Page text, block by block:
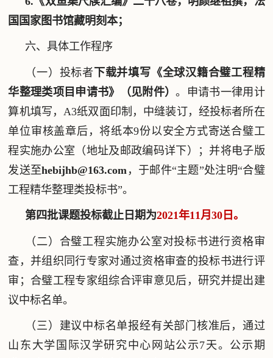
国国家图书馆藏明刻本；
六、具体工作程序
（一）投标者下载并填写《全球汉籍合璧工程精
华整理类项目申请书》
（ 见附件）。申请书一律用计
算机填写，A3纸双面印制，中缝装订，经投标者所在
单位审核盖章后，将纸本9份以安全方式寄送合璧工
程实施办公室（地址及邮政编码详下）；并将电子版
发送至hebijhb@163.com ，于邮件“主题”处注明“合璧
工程精华整理类投标书”。
第四批课题投标截止日期为2021年11月30 日。
（二）合璧工程实施办公室对投标书进行资格审
查，并组织同行专家对通过资格审查的投标书进行评
审；合璧工程专家组综合评审意见后，研究并提出建
议中标名单。
（三）建议中标名单报经有关部门核准后，通过
山东大学国际汉学研究中心网站公示7天。公示期